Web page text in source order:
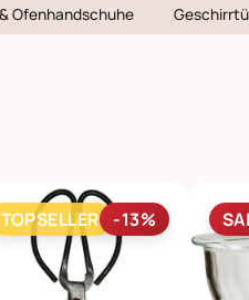
Ofenhandschuhe
TOPSELLER -13%